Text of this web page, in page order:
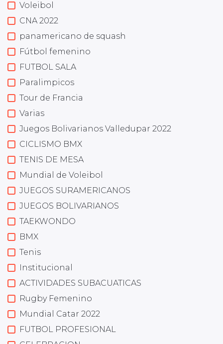
Voleibol
CNA 2022
panamericano de squash
Fútbol femenino
FUTBOL SALA
Paralimpicos
Tour de Francia
Varias
Juegos Bolivarianos Valledupar 2022
CICLISMO BMX
TENIS DE MESA
Mundial de Voleibol
JUEGOS SURAMERICANOS
JUEGOS BOLIVARIANOS
TAEKWONDO
BMX
Tenis
Institucional
ACTIVIDADES SUBACUATICAS
Rugby Femenino
Mundial Catar 2022
FUTBOL PROFESIONAL